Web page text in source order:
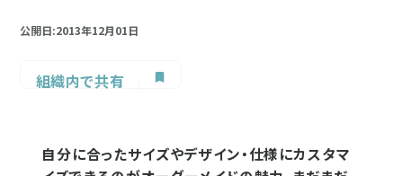
公開日:2013年12月01日
組織内で共有
自分に合ったサイズやデザイン・仕様にカスタマ